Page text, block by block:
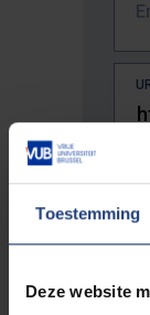
Toestemming
Deze website
The